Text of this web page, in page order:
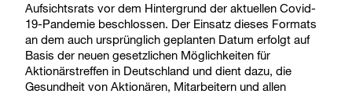
Aufsichtsrats vor dem Hintergrund der aktuellen Covid-
19-Pandemie beschlossen. Der Einsatz dieses Formats
an dem auch ursprünglich geplanten Datum erfolgt auf
Basis der neuen gesetzlichen Möglichkeiten für
Aktionärstreffen in Deutschland und dient dazu, die
Gesundheit von Aktionären, Mitarbeitern und allen